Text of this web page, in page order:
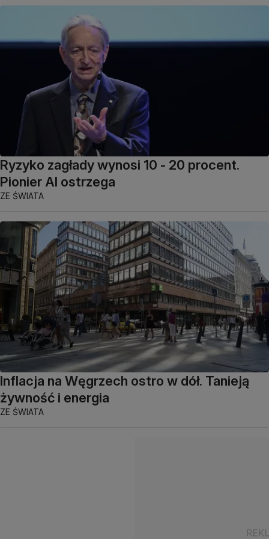
Ryzyko zagłady wynosi 10 - 20 procent.
Pionier AI ostrzega
ZE ŚWIATA
Inflacja na Węgrzech ostro w dół. Tanieją
żywność i energia
ZE ŚWIATA